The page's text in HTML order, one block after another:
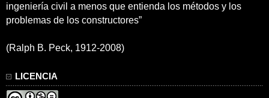
ingeniería civil a menos que entienda los métodos y los
problemas de los constructores”
(Ralph B. Peck, 1912-2008)
LICENCIA